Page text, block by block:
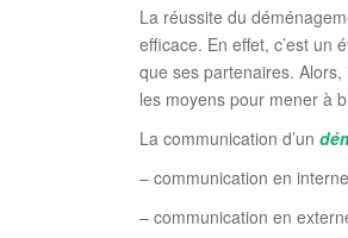
La réussite du
efficace. En effet, c’est un
que ses partenaires.
les moyens pour mener à
La communication d’un
– communication en
– communication en